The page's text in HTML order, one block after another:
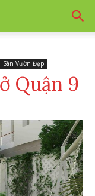
Sân Vườn Đẹp
Quận 9